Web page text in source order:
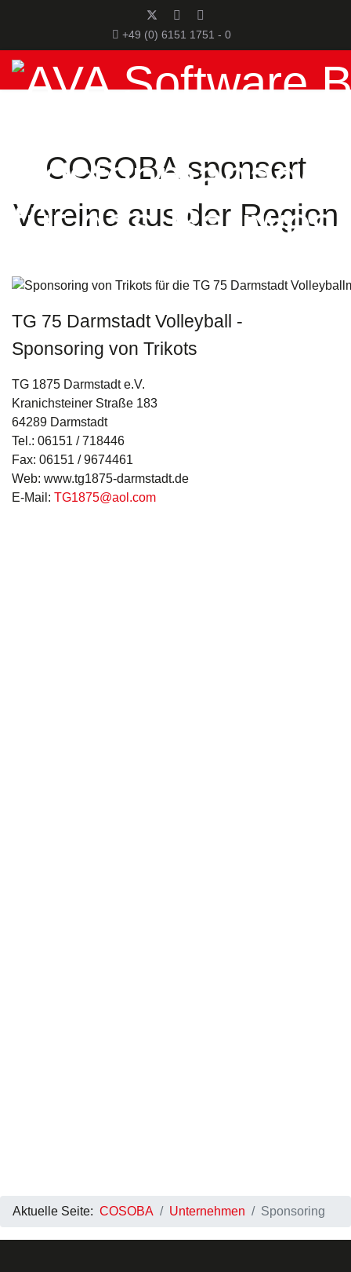
+49 (0) 6151 1751 - 0
COSOBA sponsert
Vereine aus der Region
TG 75 Darmstadt Volleyball -
Sponsoring von Trikots
TG 1875 Darmstadt e.V.
Kranichsteiner Straße 183
64289 Darmstadt
Tel.: 06151 / 718446
Fax: 06151 / 9674461
Web: www.tg1875-darmstadt.de
E-Mail: TG1875@aol.com
Aktuelle Seite: COSOBA Unternehmen Sponsoring